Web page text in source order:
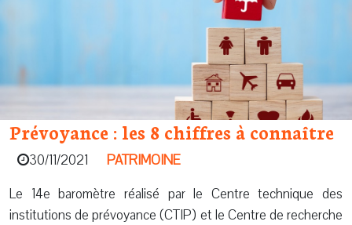
Prévoyance : les 8 chiffres à connaître
30/11/2021
PATRIMOINE
Le 14e baromètre réalisé par le Centre technique des
institutions de prévoyance (CTIP) et le Centre de recherche